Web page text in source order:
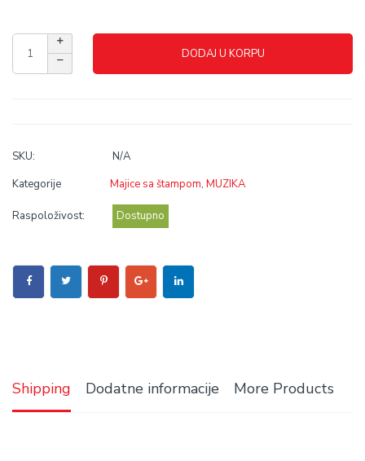
DODAJ U KORPU
SKU:
N/A
Kategorije
Majice sa štampom, MUZIKA
Raspoloživost: Dostupno
Shipping Dodatne informacije More Products